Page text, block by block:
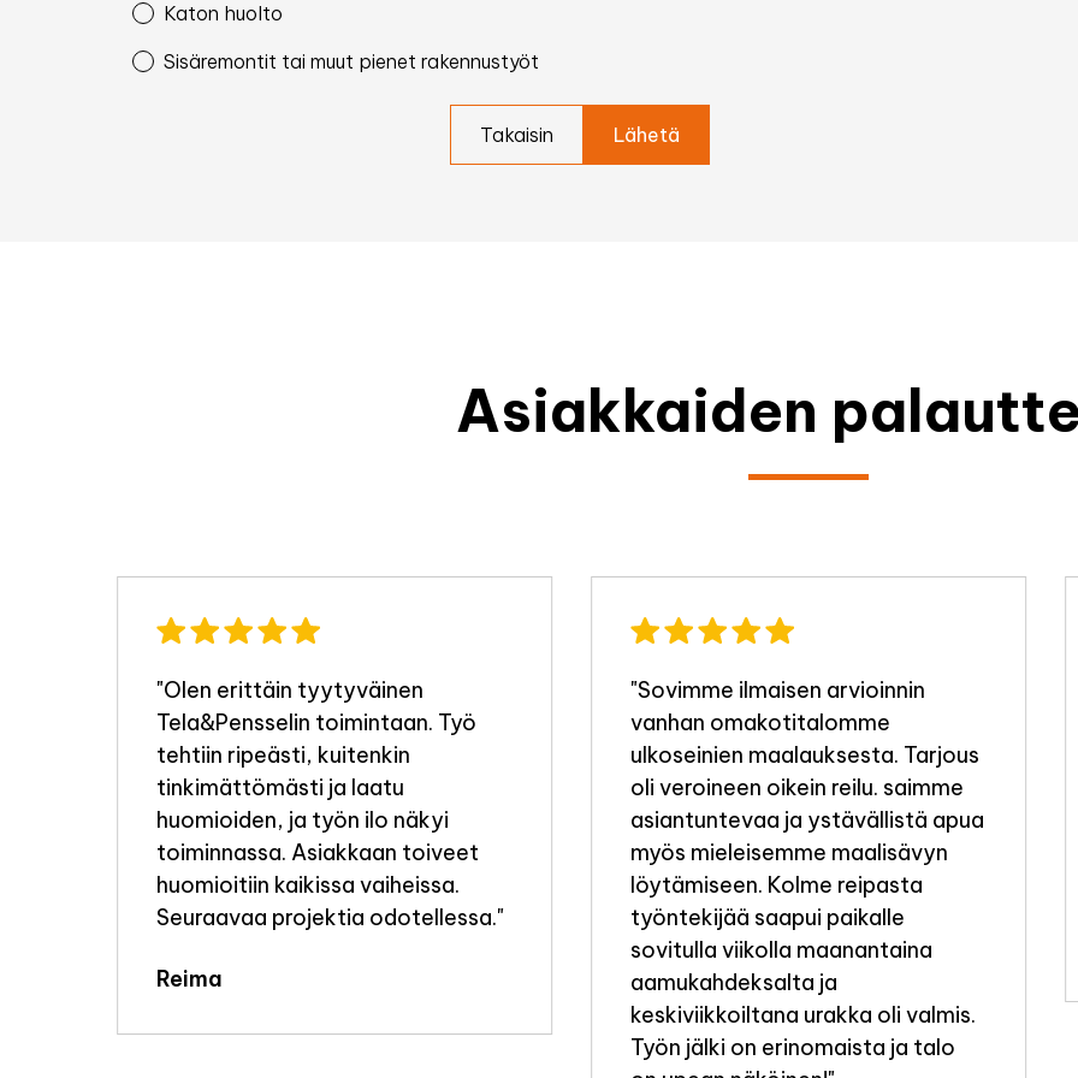
Katon huolto
Sisäremontit tai muut pienet rakennustyöt
Takaisin
Asiakkaiden
"Olen erittäin tyytyväinen
Tela&Pensselin toimintaan. Työ
tehtiin ripeästi, kuitenkin
tinkimättömästi ja laatu
huomioiden, ja työn ilo näkyi
toiminnassa. Asiakkaan toiveet
huomioitiin kaikissa vaiheissa.
Seuraavaa projektia odotellessa."
Reima
"Sovimme ilmaisen arvioinnin
vanhan omakotitalomme
ulkoseinien maalauksesta. Tarjous
oli veroineen oikein reilu. saimme
asiantuntevaa ja ystävällistä apua
myös mieleisemme maalisävyn
löytämiseen. Kolme reipasta
työntekijää saapui paikalle
sovitulla viikolla maanantaina
aamukahdeksalta ja
keskiviikkoiltana urakka oli valmis.
Työn jälki on erinomaista ja talo